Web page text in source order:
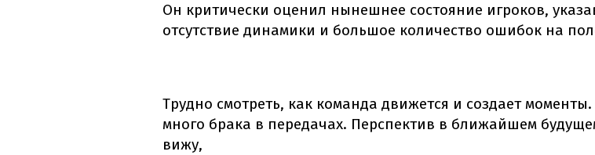
Он критически оценил нынешнее состояние игроков,
отсутствие динамики и большое количество ошибок на
Трудно смотреть, как команда движется и создает
много брака в передачах. Перспектив в ближайшем
вижу,